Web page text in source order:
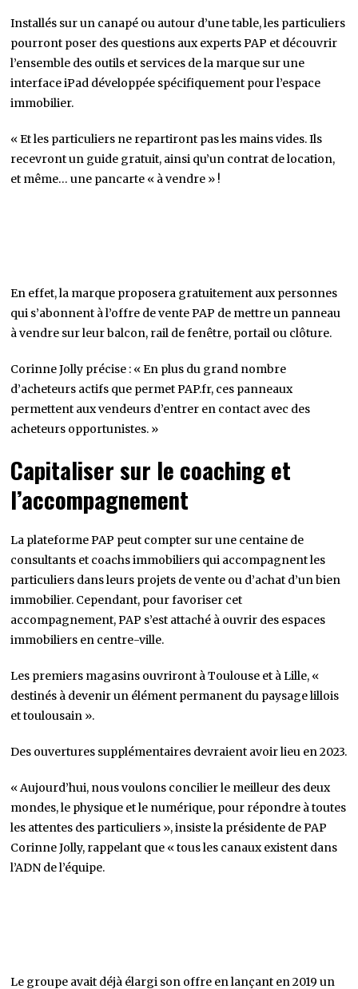
Installés sur un canapé ou autour d’une table, les particuliers
pourront poser des questions aux experts PAP et découvrir
l’ensemble des outils et services de la marque sur une
interface iPad développée spécifiquement pour l’espace
immobilier.
« Et les particuliers ne repartiront pas les mains vides. Ils
recevront un guide gratuit, ainsi qu’un contrat de location,
et même… une pancarte « à vendre » !
En effet, la marque proposera gratuitement aux personnes
qui s’abonnent à l’offre de vente PAP de mettre un panneau
à vendre sur leur balcon, rail de fenêtre, portail ou clôture.
Corinne Jolly précise : « En plus du grand nombre
d’acheteurs actifs que permet PAP.fr, ces panneaux
permettent aux vendeurs d’entrer en contact avec des
acheteurs opportunistes. »
Capitaliser sur le coaching et
l’accompagnement
La plateforme PAP peut compter sur une centaine de
consultants et coachs immobiliers qui accompagnent les
particuliers dans leurs projets de vente ou d’achat d’un bien
immobilier. Cependant, pour favoriser cet
accompagnement, PAP s’est attaché à ouvrir des espaces
immobiliers en centre-ville.
Les premiers magasins ouvriront à Toulouse et à Lille, «
destinés à devenir un élément permanent du paysage lillois
et toulousain ».
Des ouvertures supplémentaires devraient avoir lieu en 2023.
« Aujourd’hui, nous voulons concilier le meilleur des deux
mondes, le physique et le numérique, pour répondre à toutes
les attentes des particuliers », insiste la présidente de PAP
Corinne Jolly, rappelant que « tous les canaux existent dans
l’ADN de l’équipe.
Le groupe avait déjà élargi son offre en lançant en 2019 un